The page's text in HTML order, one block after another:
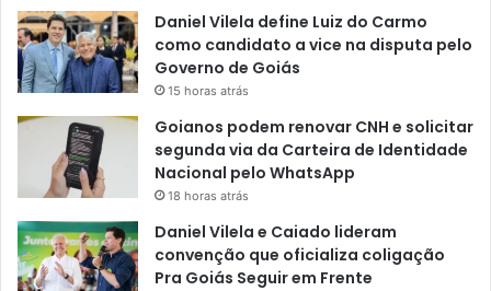
Daniel Vilela define Luiz do Carmo
como candidato a vice na disputa pelo
Governo de Goiás
15 horas atrás
Goianos podem renovar CNH e solicitar
segunda via da Carteira de Identidade
Nacional pelo WhatsApp
18 horas atrás
Daniel Vilela e Caiado lideram
convenção que oficializa coligação
Pra Goiás Seguir em Frente